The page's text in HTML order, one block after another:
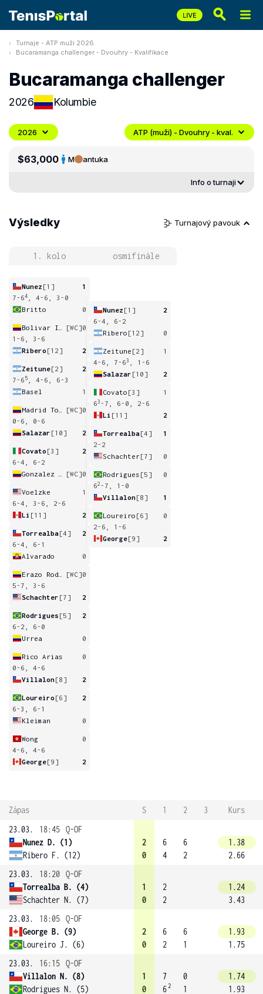
Turnaje - ATP muži 2026
Bucaramanga challenger - Dvouhry - Kvalifikace
Bucaramanga challenger
2026 Kolumbie
2026 ATP (muži) - Dvouhry - kval.
$63,000 M antuka
Info o turnaji
Výsledky Turnajový pavouk
1. kolo osmifinále
Nunez [1]
1
7-64
, 4-6, 3-0
Britto
0
[WC]0
1-6, 3-6
Ribero [12] 2
Zeitune[2]
2
7-6 5
, 4-6, 6-3
Basel
1
[WC]0
0-6, 0-6
Salazar [10] 2
Covato [3]
2
6-4, 6-2
[WC]0
Voelzke
1
6-4, 3-6, 2-6
Li [11] 2
Torrealba[4]
2
6-4, 6-1
Alvarado
0
[WC]0
5-7, 3-6
Schachter [7] 2
Rodrigues [5]
2
6-2, 6-0
Urrea
0
Rico Arias
0
0-6, 4-6
Villalon[8] 2
Loureiro [6]
2
6-3, 6-1
Kleiman
0
Wong
0
4-6, 4-6
George[9] 2
Nunez [1]
2
6-4, 6-2
Ribero [12] 0
Zeitune [2]
1
4-6, 7-63
, 1-6
Salazar [10] 2
Covato [3]
1
63 -7, 6-0, 2-6
Li [11] 2
Torrealba[4]
1
2-2
Schachter[7] 0
Rodrigues [5]
0
62 -7, 1-0
Villalon[8] 1
Loureiro [6]
0
2-6, 1-6
George[9] 2
Zápas S 1 2 3
Kurs
23.03.
18:45 Q-OF
Nunez D. (1)
Ribero F. (12)
2
0
6
4
6
2
1.38
2.66
23.03.
18:20 Q-OF
Torrealba B. (4)
Schachter N. (7)
1
0
2
2
1.24
3.43
23.03.
18:05 Q-OF
George B. (9)
Loureiro J. (6)
2
0
6
2
6
1
1.93
1.75
23.03.
16:15 Q-OF
Villalon N. (8)
Rodrigues N. (5)
1
0
7
62
0
1
1.74
1.93